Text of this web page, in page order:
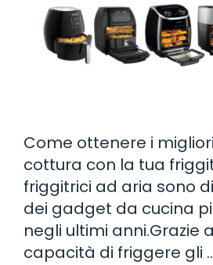
Come ottenere i
cottura con la tua
friggitrici ad aria sono
dei gadget da cucina
negli ultimi anni.Grazie
capacità di friggere gli